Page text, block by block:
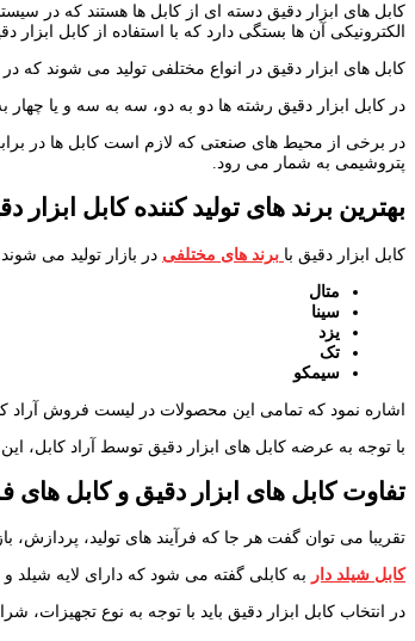
کابل های ابزار دقیق دسته ای از کابل ها هستند که در
الکترونیکی آن ها بستگی دارد که با استفاده از کابل ابزار
کابل های ابزار دقیق در انواع مختلفی تولید می شوند که
در کابل ابزار دقیق رشته ها دو به دو، سه به سه و یا
پتروشیمی به شمار می رود.
بهترین برند های تولید کننده کابل ابزار
کابل ابزار دقیق با برند های مختلفی در بازار تولید می
متال
سینا
یزد
تک
سیمکو
اشاره نمود که تمامی این محصولات در لیست فروش آراد
با توجه به عرضه کابل های ابزار دقیق توسط آراد کابل،
تفاوت کابل های ابزار دقیق و کابل های
تقریبا می توان گفت هر جا که فرآیند های تولید، پردازش،
کابل شیلد دار به کابلی گفته می شود که دارای لایه
در انتخاب کابل ابزار دقیق باید با توجه به نوع